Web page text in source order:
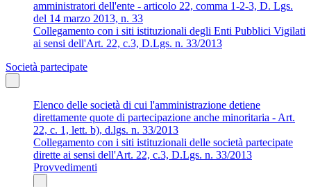
amministratori dell'ente - articolo 22, comma 1-2-3, D. Lgs.
del 14 marzo 2013, n. 33
Collegamento con i siti istituzionali degli Enti Pubblici Vigilati
ai sensi dell'Art. 22, c.3, D.Lgs. n. 33/2013
Società partecipate
Elenco delle società di cui l'amministrazione detiene
direttamente quote di partecipazione anche minoritaria - Art.
22, c. 1, lett. b), d.lgs. n. 33/2013
Collegamento con i siti istituzionali delle società partecipate
dirette ai sensi dell'Art. 22, c.3, D.Lgs. n. 33/2013
Provvedimenti